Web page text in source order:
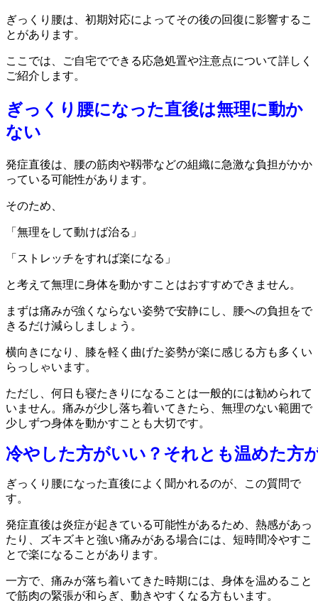
ぎっくり腰は、初期対応によってその後の回復に影響するこ
とがあります。
ここでは、ご自宅でできる応急処置や注意点について詳しく
ご紹介します。
ぎっくり腰になった直後は無理に動か
ない
発症直後は、腰の筋肉や靱帯などの組織に急激な負担がかか
っている可能性があります。
そのため、
「無理をして動けば治る」
「ストレッチをすれば楽になる」
と考えて無理に身体を動かすことはおすすめできません。
まずは痛みが強くならない姿勢で安静にし、腰への負担をで
きるだけ減らしましょう。
横向きになり、膝を軽く曲げた姿勢が楽に感じる方も多くい
らっしゃいます。
ただし、何日も寝たきりになることは一般的には勧められて
いません。痛みが少し落ち着いてきたら、無理のない範囲で
少しずつ身体を動かすことも大切です。
冷やした方がいい？それとも温めた方
ぎっくり腰になった直後によく聞かれるのが、この質問で
す。
発症直後は炎症が起きている可能性があるため、熱感があっ
たり、ズキズキと強い痛みがある場合には、短時間冷やすこ
とで楽になることがあります。
一方で、痛みが落ち着いてきた時期には、身体を温めること
で筋肉の緊張が和らぎ、動きやすくなる方もいます。